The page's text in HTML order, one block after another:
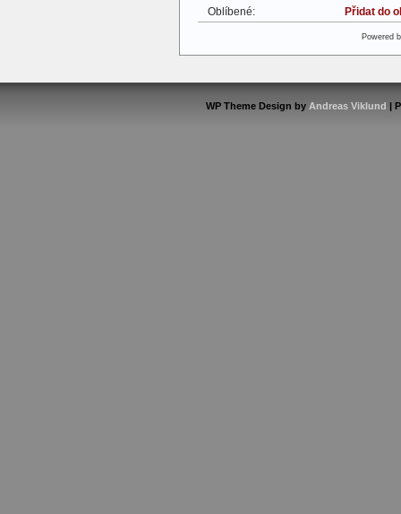
Oblíbené:
Přidat do
Powered
WP Theme Design by Andreas Viklund |